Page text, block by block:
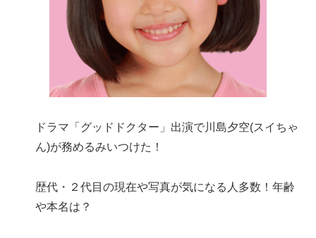
ドラマ「グッドドクター」出演で川島夕空(スイちゃ
ん)が務めるみいつけた！
歴代・２代目の現在や写真が気になる人多数！年齢
や本名は？